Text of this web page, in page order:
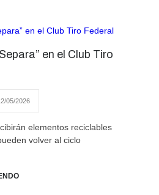
en el Club Tiro
05/2026
elementos reciclables
volver al ciclo